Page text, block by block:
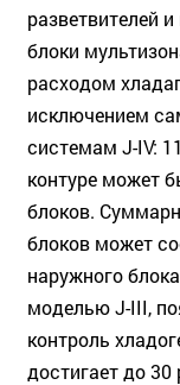
разветвителей
блоки
расходом
исключением
системам J-IV:
контуре может
блоков.
блоков может
наружного
моделью J-III,
контроль
достигает до